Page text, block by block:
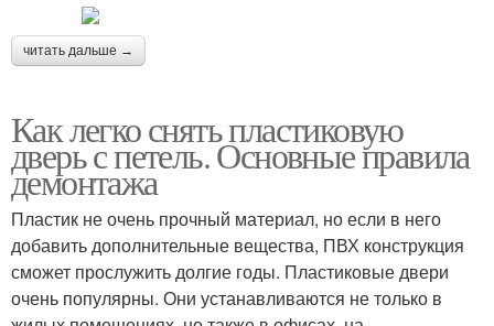
читать дальше →
Как легко снять пластиковую
дверь с петель. Основные правила
демонтажа
Пластик не очень прочный материал, но если в него
добавить дополнительные вещества, ПВХ конструкция
сможет прослужить долгие годы. Пластиковые двери
очень популярны. Они устанавливаются не только в